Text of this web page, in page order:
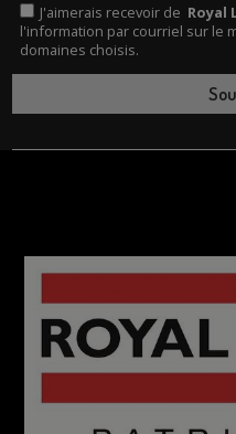
J'aimerais recevoir de Royal
l'information par courriel sur le
domaines choisis.